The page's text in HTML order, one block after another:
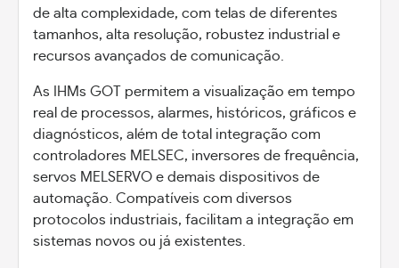
de alta complexidade, com telas de diferentes
tamanhos, alta resolução, robustez industrial e
recursos avançados de comunicação.
As IHMs GOT permitem a visualização em tempo
real de processos, alarmes, históricos, gráficos e
diagnósticos, além de total integração com
controladores MELSEC, inversores de frequência,
servos MELSERVO e demais dispositivos de
automação. Compatíveis com diversos
protocolos industriais, facilitam a integração em
sistemas novos ou já existentes.